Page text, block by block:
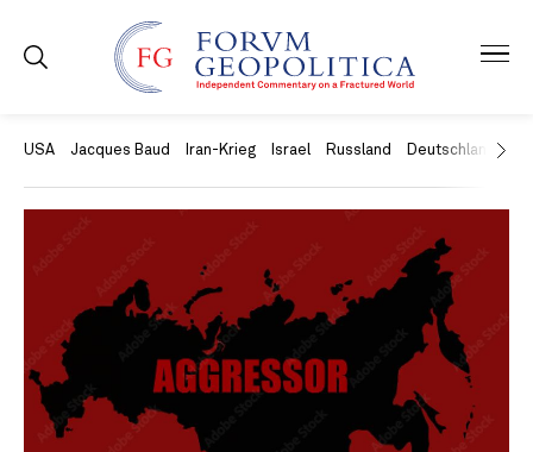
USA Jacques Baud Iran-Krieg Israel Russland Deutschland